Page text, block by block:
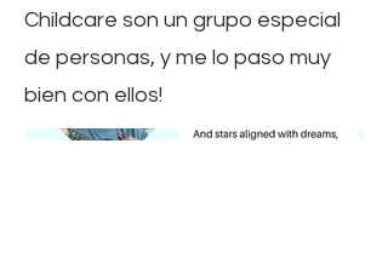
Childcare son un grupo especial
de personas, y me lo paso muy
bien con ellos!